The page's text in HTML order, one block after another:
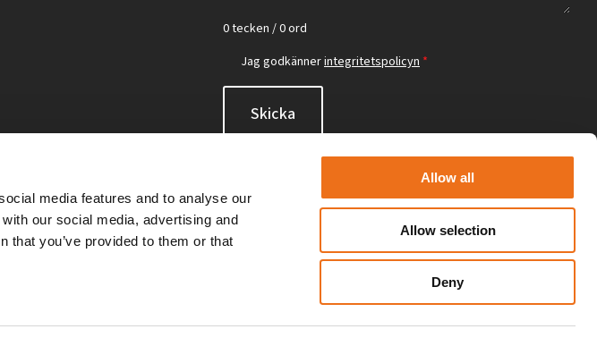
media features and to analyse our
our social media, advertising and
that you’ve provided to them or that
Allow all
Allow selection
Deny
0 tecken / 0 ord
Jag godkännerintegritetspolicyn *
Skicka